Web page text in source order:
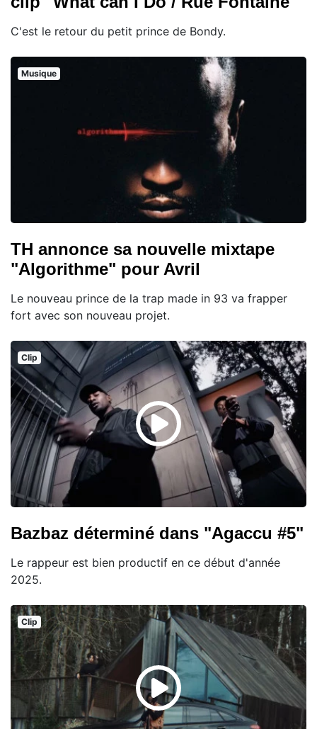
C'est le retour du petit prince de Bondy.
Musique
TH annonce sa nouvelle mixtape
"Algorithme" pour Avril
Le nouveau prince de la trap made in 93 va frapper
fort avec son nouveau projet.
Clip
Bazbaz déterminé dans "Agaccu #5"
Le rappeur est bien productif en ce début d'année
2025.
Clip